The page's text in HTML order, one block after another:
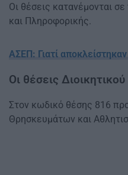
Οι θέσεις κατανέμονται
και Πληροφορικής.
ΑΣΕΠ: Γιατί
Οι θέσεις
Στον κωδικό θέσης 816
Θρησκευμάτων και